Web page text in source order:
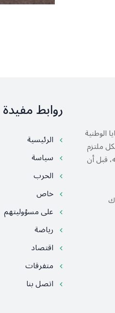
الوطنية
ملتزم
قبل أن
روابط مفيدة
الرئيسية
سياسة
الحرب
خاص
على مسؤوليتهم
رياضة
اقتصاد
متفرقات
اتصل بنا